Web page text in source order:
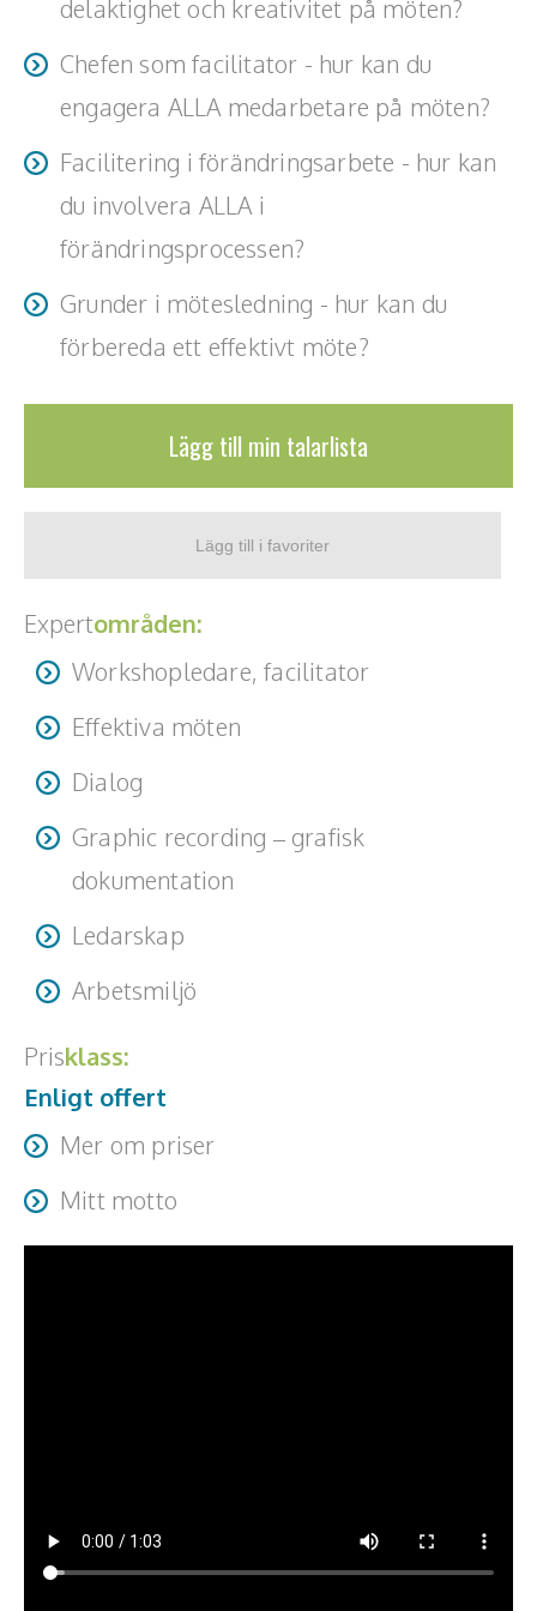
3. Grafisk mötesdokumentation (graphic recording)
Pia illustrerar det som sägs på mötet så att ni
tillsammans kan se vad ni har pratat om.
4. Föreläsningar för att inspirera som exempelvis
- Facilitering - Hur du kan skapa tydlighet, delaktighet och
- Chefen som facilitator - hur kan du engagera ALLA
medarbetare på möten?
- Facilitering i förändringsarbete - hur kan du involvera
ALLA i förändringsprocessen?
fart-pa-arbetsmotet-en-handbok-facilitering/
delaktighet och kreativitet på möten?
Chefen som facilitator - hur kan du
engagera ALLA medarbetare på möten?
Facilitering i förändringsarbete - hur kan
du involvera ALLA i
förändringsprocessen?
Grunder i mötesledning - hur kan du
förbereda ett effektivt möte?
Lägg till min talarlista
Expertområden:
Workshopledare, facilitator
Effektiva möten
Dialog
Graphic recording – grafisk
dokumentation
Ledarskap
Arbetsmiljö
Prisklass:
Enligt offert
Mer om priser
Pris: Enligt offert Resa + logi tillkommer.
Mitt motto
Jag tror på… · tydlighet som gör att fler förstår och kan